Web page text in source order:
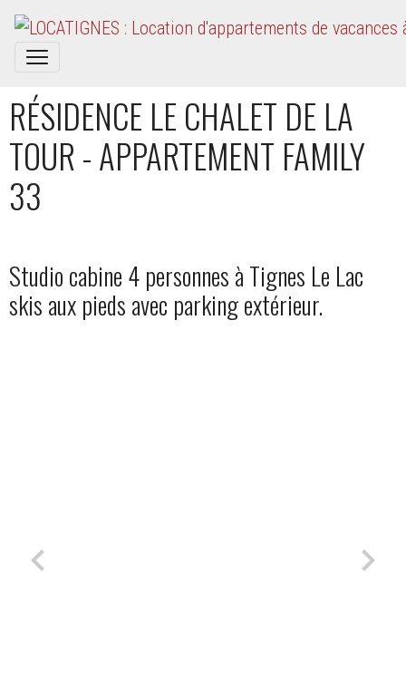
RÉSIDENCE LE CHALET DE LA
TOUR - APPARTEMENT FAMILY
33
Studio cabine 4 personnes à Tignes Le Lac
skis aux pieds avec parking extérieur.